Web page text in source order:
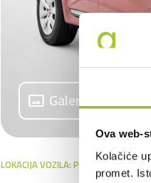
Ova web-
Kolačiće
promet.
panorama Galerija
LOKACIJA VOZILA: PARKING A